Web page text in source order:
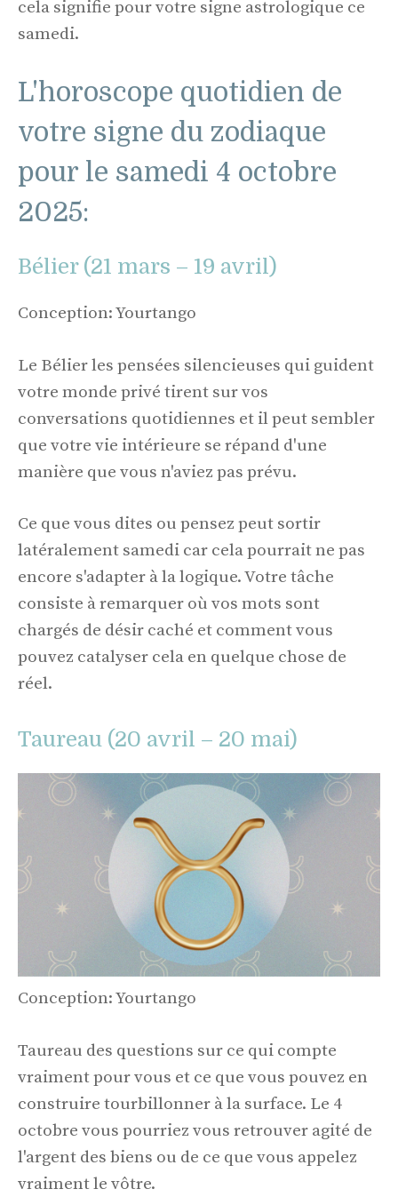
cela signifie pour votre signe astrologique ce
samedi.
L'horoscope quotidien de
votre signe du zodiaque
pour le samedi 4 octobre
2025:
Bélier (21 mars – 19 avril)
Conception: Yourtango
Le Bélier les pensées silencieuses qui guident
votre monde privé tirent sur vos
conversations quotidiennes et il peut sembler
que votre vie intérieure se répand d'une
manière que vous n'aviez pas prévu.
Ce que vous dites ou pensez peut sortir
latéralement samedi car cela pourrait ne pas
encore s'adapter à la logique. Votre tâche
consiste à remarquer où vos mots sont
chargés de désir caché et comment vous
pouvez catalyser cela en quelque chose de
réel.
Taureau (20 avril – 20 mai)
Conception: Yourtango
Taureau des questions sur ce qui compte
vraiment pour vous et ce que vous pouvez en
construire tourbillonner à la surface. Le 4
octobre vous pourriez vous retrouver agité de
l'argent des biens ou de ce que vous appelez
vraiment le vôtre.